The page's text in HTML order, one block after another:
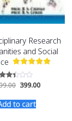
Research
and Social
of 5
399.00
to cart